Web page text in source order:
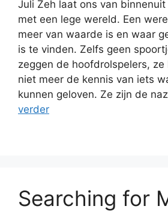
Juli Zeh laat ons van
met een lege wereld. Een
meer van waarde is en waar
is te vinden. Zelfs geen
zeggen de hoofdrolspelers,
niet meer de kennis van iets
kunnen geloven. Ze zijn de
verder
Searching for